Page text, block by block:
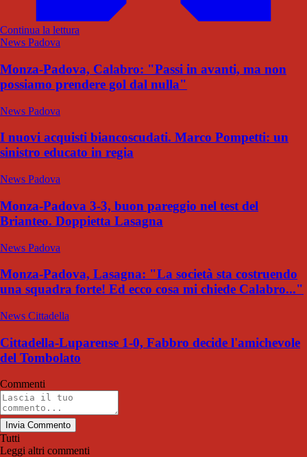
Continua la lettura
News Padova
Monza-Padova, Calabro: "Passi in avanti, ma non
possiamo prendere gol dal nulla"
News Padova
I nuovi acquisti biancoscudati. Marco Pompetti: un
sinistro educato in regia
News Padova
Monza-Padova 3-3, buon pareggio nel test del
Brianteo. Doppietta Lasagna
News Padova
Monza-Padova, Lasagna: "La società sta costruendo
una squadra forte! Ed ecco cosa mi chiede Calabro..."
News Cittadella
Cittadella-Luparense 1-0, Fabbro decide l'amichevole
del Tombolato
Commenti
Invia Commento
Tutti
Leggi altri commenti